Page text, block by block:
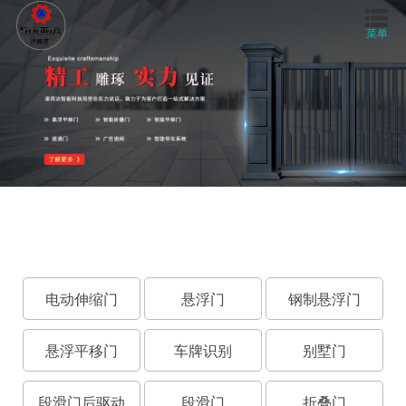
菜单
首页
关于我们
视频中心
新闻资讯
联系我们
电动伸缩门 悬浮门 钢制悬浮门
悬浮平移门 车牌识别 别墅门